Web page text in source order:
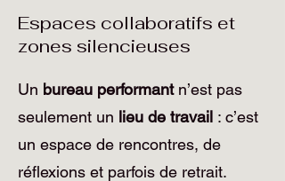
Espaces collaboratifs et
zones silencieuses
Un bureau performantn’est pas
seulement un lieu de travail : c’est
un espace de rencontres, de
réflexions et parfois de retrait.